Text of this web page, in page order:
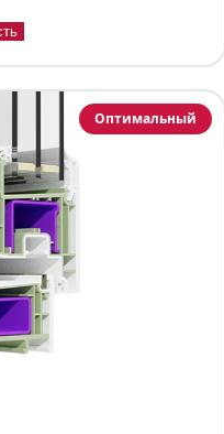
Оптимальный